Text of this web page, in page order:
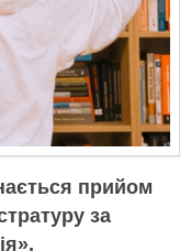
прийом
за